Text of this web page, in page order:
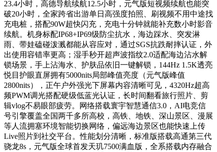
23.4小时，高德导航续航12.5小时，元气版短视频续航也能突
破20小时，全家跨省出游单日高强度拍照、刷视频不用中途找
充电桩，搭配90W超快闪充，充电十分钟就能补充数小时影音
续航。机身标配IP68+IP69级防尘抗水，海边踩水、突发淋
雨、带娃磕碰泼溅都能从容应对，通过SGS抗跌耐摔认证，外
出使用容错率更高；湿手秒开超声波指纹2.0适配海边沾水解
锁场景，手上沾海水、护肤品依旧一键解锁，144Hz 1.5K透亮
悦目护眼直屏拥有5000nits局部峰值亮度（元气版峰值
2800nits），正午户外强光下屏幕内容清晰可见，4320Hz超高
频PWM调光搭配硬级低蓝光认证，长时间翻看旅行照片、剪
辑vlog不易眼部疲劳。网络搭载寰宇智慧通信3.0，AI电竞信
号引擎覆盖全国两千多所高校，高铁、地铁、深山景区、漫展
等人流拥塞环境智能切换网络，偏远海边景区也能快速上传
Live照片到社交平台。性能划分清晰，标准版搭载高通第三代
骁龙8s，元气版全球首发天玑7500满血版，全系搭载内存融合